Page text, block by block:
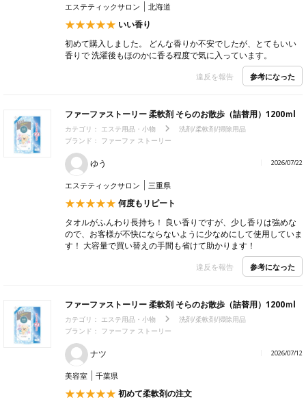
エステティックサロン 北海道
いい香り
初めて購入しました。 どんな香りか不安でしたが、とてもいい
香りで 洗濯後もほのかに香る程度で気に入っています。
違反を報告 参考になった
ファーファストーリー 柔軟剤 そらのお散歩（詰替用）1200ｍl
カテゴリ： エステ用品・小物
洗剤/柔軟剤/掃除用品
ブランド： ファーファ ストーリー
ゆう 2026/07/22
エステティックサロン 三重県
何度もリピート
タオルがふんわり長持ち！ 良い香りですが、少し香りは強めな
ので、お客様が不快にならないように少なめにして使用していま
す！ 大容量で買い替えの手間も省けて助かります！
違反を報告 参考になった
ファーファストーリー 柔軟剤 そらのお散歩（詰替用）1200ｍl
カテゴリ： エステ用品・小物
洗剤/柔軟剤/掃除用品
ブランド： ファーファ ストーリー
ナツ 2026/07/12
美容室 千葉県
初めて柔軟剤の注文